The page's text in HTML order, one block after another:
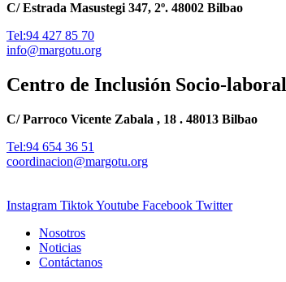
C/ Estrada Masustegi 347, 2º. 48002 Bilbao
Tel:94 427 85 70
info@margotu.org
Centro de Inclusión Socio-
C/ Parroco Vicente Zabala , 18 . 48013 Bilbao
Tel:94 654 36 51
coordinacion@margotu.org
Instagram TiktokYoutube Facebook Twitter
Nosotros
Noticias
Contáctanos